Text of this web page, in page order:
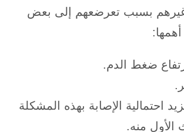
بسبب تعرضعهم إلى بعض
ضغط الدم.
احتمالية الإصابة بهذه المشكلة
الأول منه.